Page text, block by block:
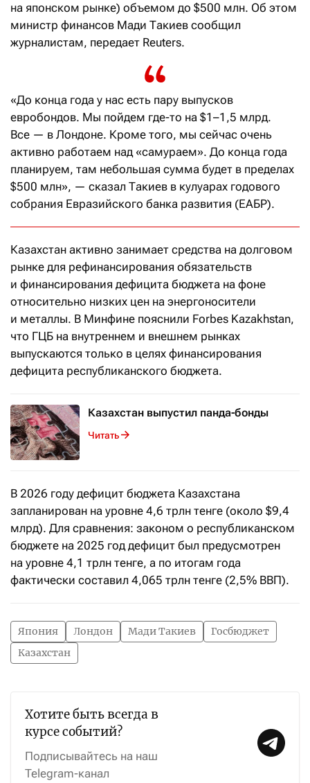
на японском рынке) объемом до $500 млн. Об этом
министр финансов Мади Такиев сообщил
журналистам, передает Reuters.
«До конца года у нас есть пару выпусков
евробондов. Мы пойдем где-то на $1–1,5 млрд.
Все — в Лондоне. Кроме того, мы сейчас очень
активно работаем над «самураем». До конца года
планируем, там небольшая сумма будет в пределах
$500 млн», — сказал Такиев в кулуарах годового
собрания Евразийского банка развития (ЕАБР).
Казахстан активно занимает средства на долговом
рынке для рефинансирования обязательств
и финансирования дефицита бюджета на фоне
относительно низких цен на энергоносители
и металлы. В Минфине пояснили Forbes Kazakhstan,
что ГЦБ на внутреннем и внешнем рынках
выпускаются только в целях финансирования
дефицита республиканского бюджета.
Казахстан выпустил панда-бонды
Читать
В 2026 году дефицит бюджета Казахстана
запланирован на уровне 4,6 трлн тенге (около $9,4
млрд). Для сравнения: законом о республиканском
бюджете на 2025 год дефицит был предусмотрен
на уровне 4,1 трлн тенге, а по итогам года
фактически составил 4,065 трлн тенге (2,5% ВВП).
Япония Лондон Мади Такиев
Госбюджет
Казахстан
Хотите быть всегда в
курсе событий?
Подписывайтесь на наш
Telegram-канал